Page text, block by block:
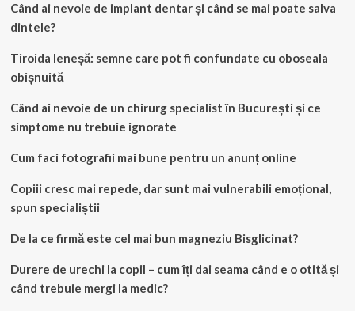
Când ai nevoie de implant dentar și când se mai poate salva
dintele?
Tiroida leneșă: semne care pot fi confundate cu oboseala
obișnuită
Când ai nevoie de un chirurg specialist în București și ce
simptome nu trebuie ignorate
Cum faci fotografii mai bune pentru un anunț online
Copiii cresc mai repede, dar sunt mai vulnerabili emoțional,
spun specialiștii
De la ce firmă este cel mai bun magneziu Bisglicinat?
Durere de urechi la copil – cum îți dai seama când e o otită și
când trebuie mergi la medic?